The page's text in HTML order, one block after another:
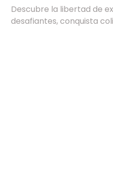
Descubre la libertad de
desafiantes, conquista